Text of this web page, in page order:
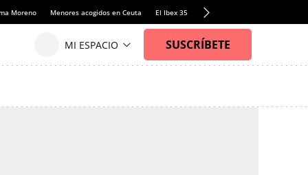
Moreno Menores acogidos en Ceuta El Ibex 35 Llamadas de alerta Sánchez